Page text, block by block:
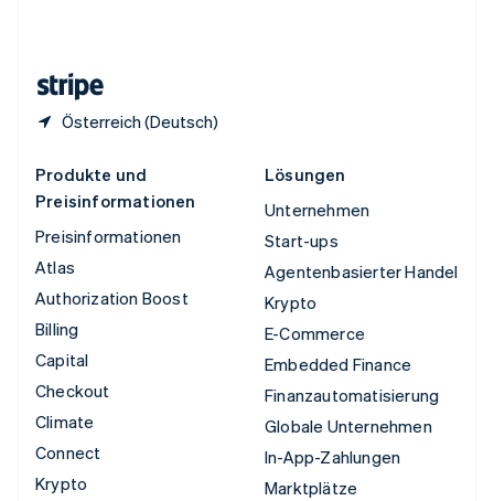
Österreich (Deutsch)
Produkte und
Preisinformationen
Preisinformationen
Atlas
Authorization Boost
Billing
Capital
Checkout
Climate
Connect
Krypto
Lösungen
Unternehmen
Start-ups
Agentenbasierter Handel
Krypto
E-Commerce
Embedded Finance
Finanzautomatisierung
Globale Unternehmen
In-App-Zahlungen
Marktplätze